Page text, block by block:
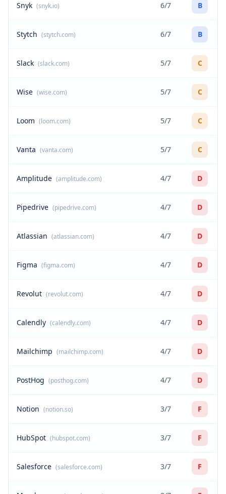
Snyk (snyk.io) 6/7 B
Stytch (stytch.com) 6/7 B
Slack (slack.com) 5/7 C
Wise (wise.com) 5/7 C
Loom (loom.com) 5/7 C
Vanta (vanta.com) 5/7 C
Amplitude (amplitude.com) 4/7 D
Pipedrive (pipedrive.com) 4/7 D
Atlassian (atlassian.com) 4/7 D
Figma (figma.com) 4/7 D
Revolut (revolut.com) 4/7 D
Calendly (calendly.com) 4/7 D
Mailchimp (mailchimp.com) 4/7 D
PostHog (posthog.com) 4/7 D
Notion (notion.so) 3/7 F
HubSpot (hubspot.com) 3/7 F
Salesforce (salesforce.com) 3/7 F